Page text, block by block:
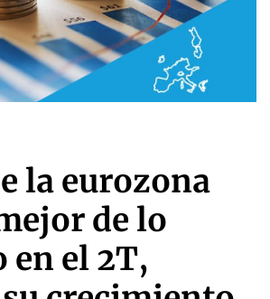
la eurozona
de lo
en el 2T,